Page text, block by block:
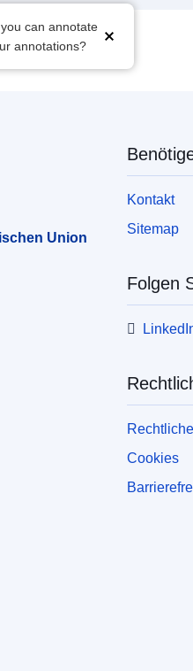
can annotate
annotations?
Union
Union
Kontakt
Sitemap
Folgen
Cookies